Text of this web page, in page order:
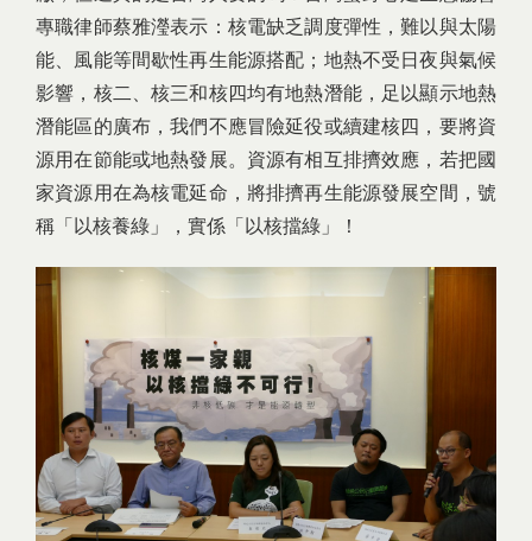
專職律師蔡雅瀅表示：核電缺乏調度彈性，難以與太陽
能、風能等間歇性再生能源搭配；地熱不受日夜與氣候
影響，核二、核三和核四均有地熱潛能，足以顯示地熱
潛能區的廣布，我們不應冒險延役或續建核四，要將資
源用在節能或地熱發展。資源有相互排擠效應，若把國
家資源用在為核電延命，將排擠再生能源發展空間，號
稱「以核養綠」，實係「以核擋綠」！